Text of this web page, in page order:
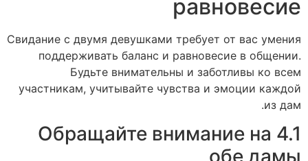
равновесие
Свидание с двумя девушками требует от вас умения
поддерживать баланс и равновесие в общении.
Будьте внимательны и заботливы ко всем
участникам, учитывайте чувства и эмоции каждой
из дам.
4.1 Обращайте внимание на
обе дамы